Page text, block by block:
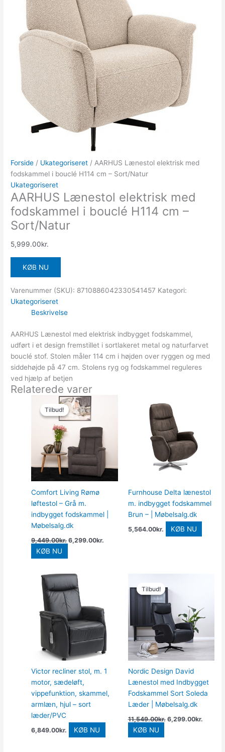
Forside / Ukategoriseret / AARHUS Lænestol elektrisk med
fodskammel i bouclé H114 cm – Sort/Natur
Ukategoriseret
AARHUS Lænestol elektrisk med
fodskammel i bouclé H114 cm –
Sort/Natur
5,999.00kr.
KØB NU
Varenummer (SKU): 8710886042330541457 Kategori:
Ukategoriseret
Beskrivelse
AARHUS Lænestol med elektrisk indbygget fodskammel,
udført i et design fremstillet i sortlakeret metal og naturfarvet
bouclé stof. Stolen måler 114 cm i højden over ryggen og med
siddehøjde på 47 cm. Stolens ryg og fodskammel reguleres
ved hjælp af betjen
Relaterede varer
Tilbud!
Tilbud!
Comfort Living Rømø
løftestol – Grå m.
indbygget fodskammel |
Møbelsalg.dk
9,449.00kr.
Den
oprindelige
pris
var:
9,449.00kr..
6,299.00kr.
KØB NU
Furnhouse Delta lænestol
m. indbygget fodskammel
Brun – | Møbelsalg.dk
5,564.00kr. KØB NU
Victor recliner stol, m. 1
motor, sædeløft,
vippefunktion, skammel,
armlæn, hjul – sort
læder/PVC
6,849.00kr. KØB NU
Tilbud!
Tilbud!
Nordic Design David
Lænestol med Indbygget
Fodskammel Sort Soleda
Læder | Møbelsalg.dk
11,549.00kr.
pris
var:
11,549.00kr..
6,299.00kr.
KØB NU